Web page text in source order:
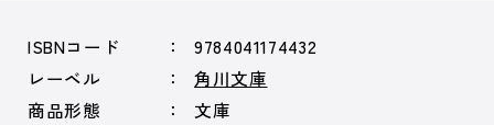
ISBNコード
9784041174432
レーベル
角川文庫
商品形態
文庫